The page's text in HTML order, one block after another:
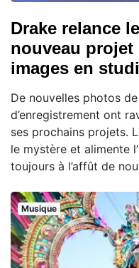
Drake relance
nouveau projet
images en
De nouvelles photos
d’enregistrement ont
ses prochains projets.
le mystère et alimente
toujours à l’affût de
Musique